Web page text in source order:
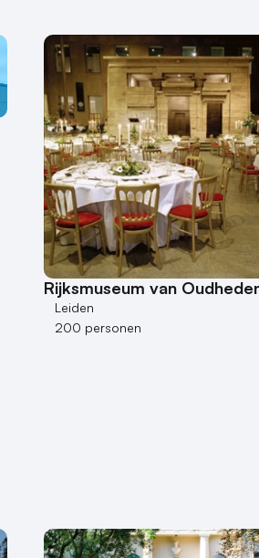
Rijksmuseum van
Leiden
200 personen